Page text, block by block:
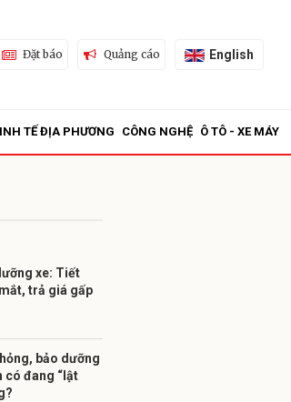
Đặt báo Quảng cáo English
TẾ ĐỊA PHƯƠNG CÔNG NGHỆ Ô TÔ - XE MÁY
xe: Tiết
trả giá gấp
bảo dưỡng
có đang “lật